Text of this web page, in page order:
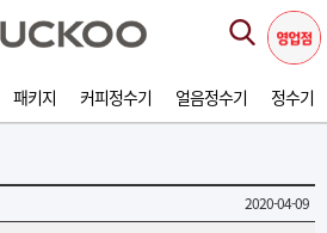
패키지 커피정수기 얼음정수기 정수기
2020-04-09